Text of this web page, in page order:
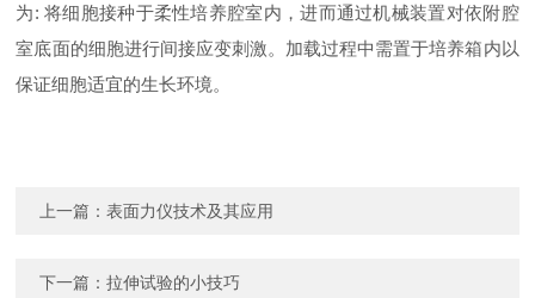
为: 将细胞接种于柔性培养腔室内，进而通过机械装置对依附腔
室底面的细胞进行间接应变刺激。加载过程中需置于培养箱内以
保证细胞适宜的生长环境。
上一篇：表面力仪技术及其应用
下一篇：拉伸试验的小技巧